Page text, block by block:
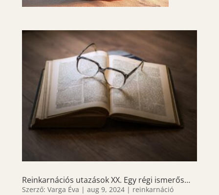
Reinkarnációs utazások XX. Egy régi ismerős…
Szerző: Varga Éva | aug 9, 2024| reinkarnáció